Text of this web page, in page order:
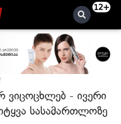
12+
ვიცოცხლებ - ივერი
სასამართლოზე